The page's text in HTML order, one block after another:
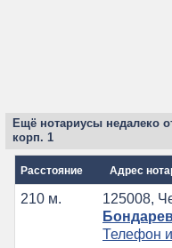
Ещё нотариусы недалеко
корп. 1
Расстояние Адрес
210 м.
125008,
Телефон